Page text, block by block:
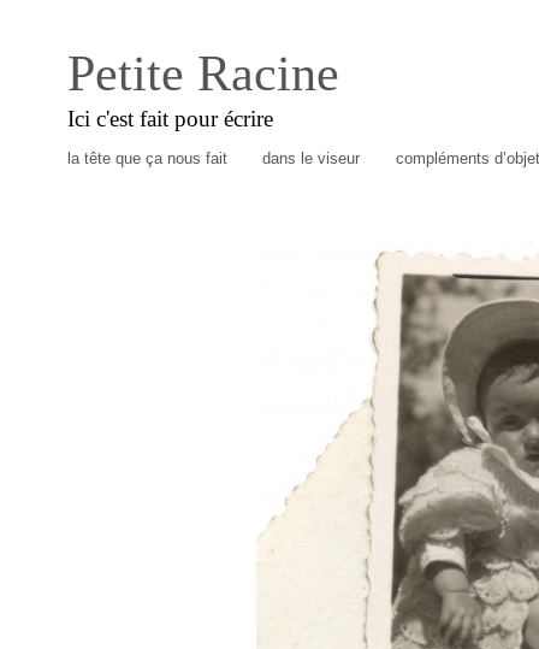
Petite Racine
Ici c'est fait pour écrire
la tête que ça nous fait dans le viseur compléments